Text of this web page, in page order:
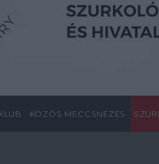
KÖZÖS MECCSNÉZÉS